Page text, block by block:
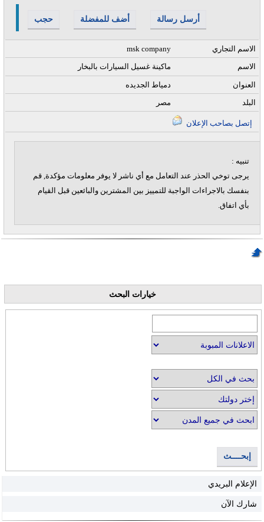
حجب أضف للمفضلة أرسل رسالة
msk company
الاسم التجاري
ماكينة غسيل السيارات بالبخار
الاسم
دمياط الجديده
العنوان
مصر
البلد
تنبيه :
يرجى توخي الحذر عند التعامل مع أي ناشر لا يوفر معلومات مؤكدة, قم
بنفسك بالاجراءات الواجبة للتمييز بين المشترين والبائعين قبل القيام
بأي اتفاق.
خيارات البحث
إبحــــث
الإعلام البريدي
شارك الآن